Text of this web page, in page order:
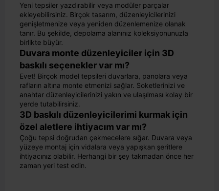
Yeni tepsiler yazdırabilir veya modüler parçalar
ekleyebilirsiniz. Birçok tasarım, düzenleyicilerinizi
genişletmenize veya yeniden düzenlemenize olanak
tanır. Bu şekilde, depolama alanınız koleksiyonunuzla
birlikte büyür.
Duvara monte düzenleyiciler için 3D
baskılı seçenekler var mı?
Evet! Birçok model tepsileri duvarlara, panolara veya
rafların altına monte etmenizi sağlar. Soketlerinizi ve
anahtar düzenleyicilerinizi yakın ve ulaşılması kolay bir
yerde tutabilirsiniz.
3D baskılı düzenleyicilerimi kurmak için
özel aletlere ihtiyacım var mı?
Çoğu tepsi doğrudan çekmecelere sığar. Duvara veya
yüzeye montaj için vidalara veya yapışkan şeritlere
ihtiyacınız olabilir. Herhangi bir şey takmadan önce her
zaman yeri test edin.